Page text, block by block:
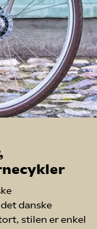
danske
stilen er enkel